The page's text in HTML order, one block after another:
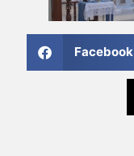
Facebook